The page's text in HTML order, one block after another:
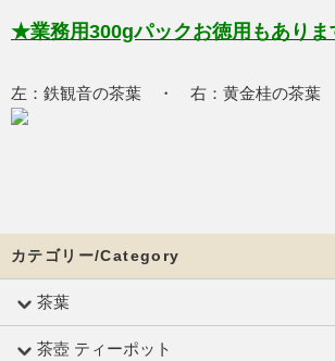
★業務用300gパックお徳用もありま
左：鉄観音の茶葉 ・ 右：黄金桂の茶葉
カテゴリー/Category
茶葉
茶壺 ティーポット